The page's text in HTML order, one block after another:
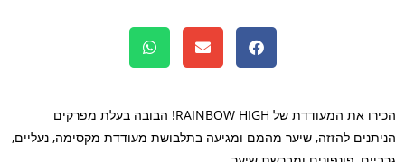
הכירו את המעודדת של RAINBOW HIGH! הבובה בעלת מפרקים
להזזה, שיער מהמם ומגיעה בתלבושת מעודדת מקסימה, נעליים,